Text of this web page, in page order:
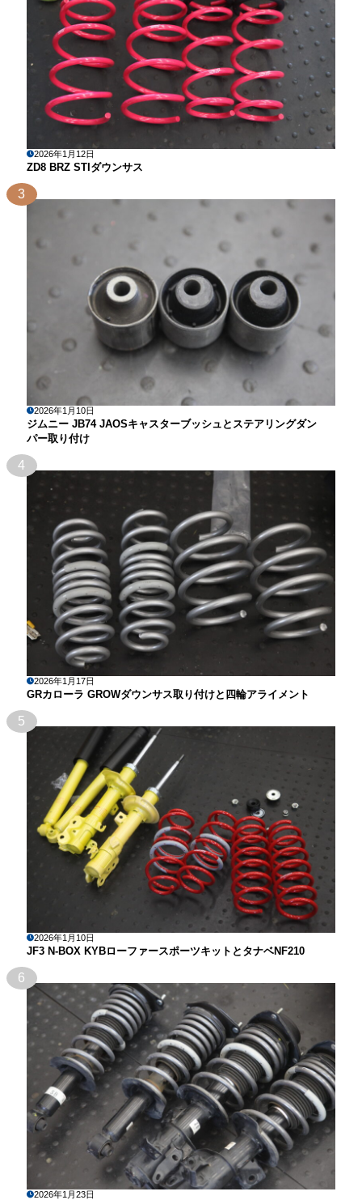
2026年1月12日
ZD8 BRZ STIダウンサス
3
2026年1月10日
ジムニー JB74 JAOSキャスターブッシュとステアリングダン
パー取り付け
4
2026年1月17日
GRカローラ GROWダウンサス取り付けと四輪アライメント
5
2026年1月10日
JF3 N-BOX KYBローファースポーツキットとタナベNF210
6
2026年1月23日